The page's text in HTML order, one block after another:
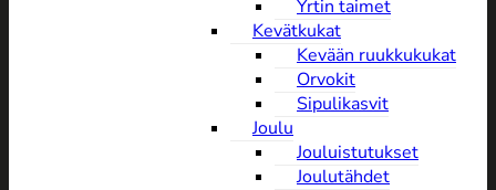
Yrtin taimet
Kevätkukat
Kevään ruukkukukat
Orvokit
Sipulikasvit
Joulu
Jouluistutukset
Joulutähdet